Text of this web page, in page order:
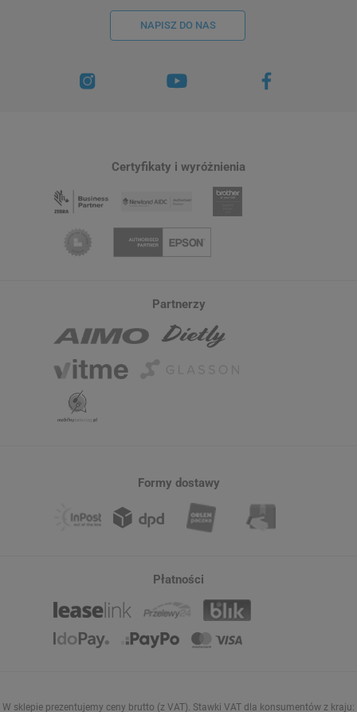
NAPISZ DO NAS
Certyfikaty i wyróżnienia
Partnerzy
Formy dostawy
Płatności
W sklepie prezentujemy ceny brutto (z VAT). Stawki VAT dla konsumentów z kraju: